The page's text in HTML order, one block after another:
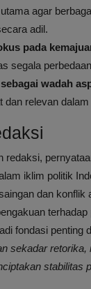
agar
adil.
pada
segala
wadah
dan relevan
redaksi,
iklim politik
dan konflik
fondasi penting
sekadar retorika,
stabilitas